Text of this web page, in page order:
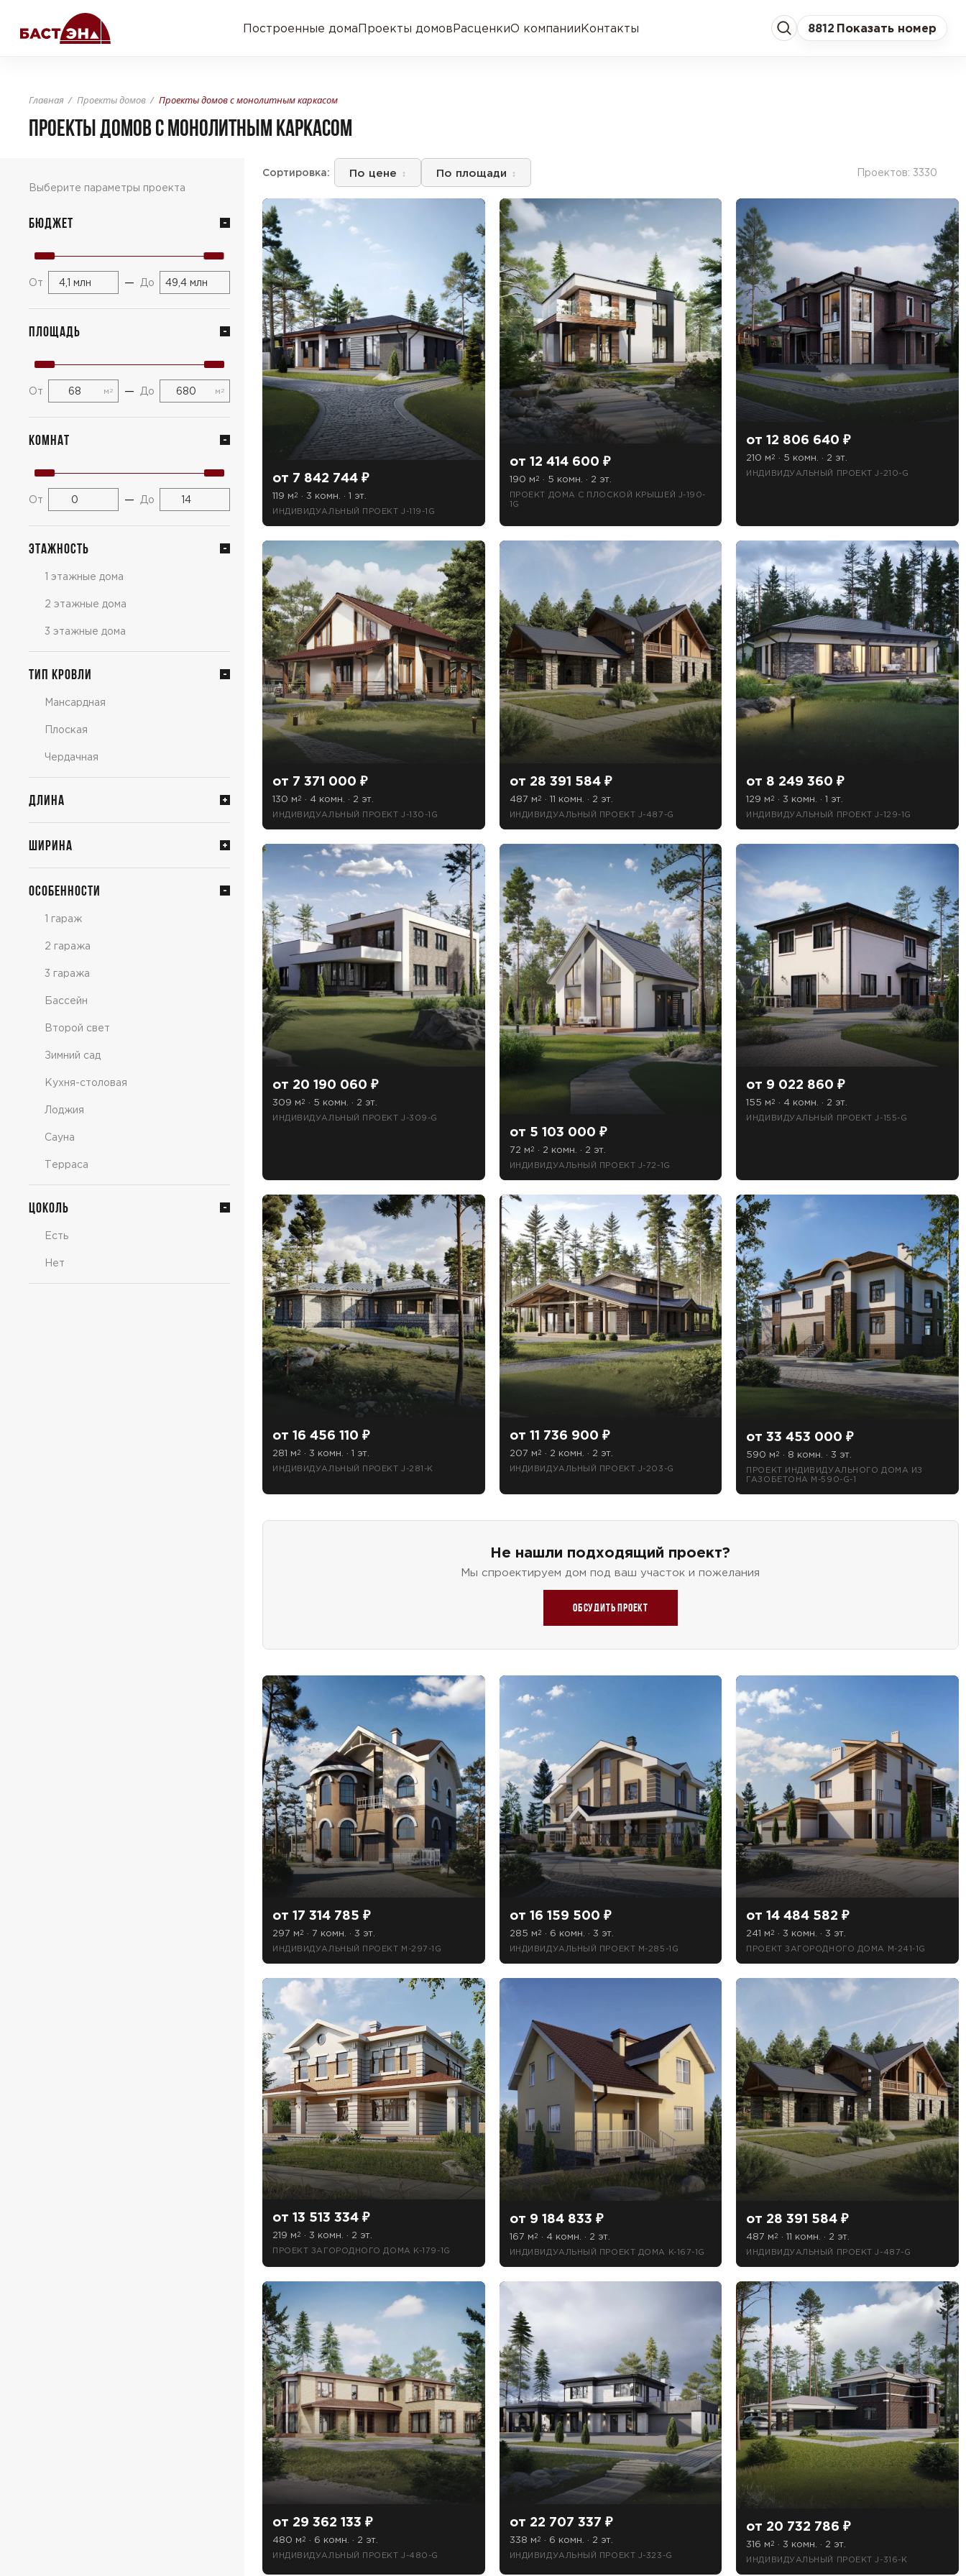
Построенные домаПроекты домовРасценкиО компанииКонтакты 8812 Показать номер
Главная Проекты домов Проекты домов с монолитным каркасом
ПРОЕКТЫ ДОМОВ С МОНОЛИТНЫМ КАРКАСОМ
Сортировка: По цене По площади Проектов: 3330
от 7 842 744 ₽
119 м2 · 3 комн. · 1 эт.
ИНДИВИДУАЛЬНЫЙ ПРОЕКТ J-119-1G
от 12 414 600 ₽
190 м 2 · 5 комн. · 2 эт.
ПРОЕКТ ДОМА С ПЛОСКОЙ КРЫШЕЙ J-190-
1G
от 12 806 640 ₽
210 м2 · 5 комн. · 2 эт.
ИНДИВИДУАЛЬНЫЙ ПРОЕКТ J-210-G
от 7 371 000 ₽
130 м2 · 4 комн. · 2 эт.
ИНДИВИДУАЛЬНЫЙ ПРОЕКТ J-130-1G
от 28 391 584 ₽
487 м2 · 11 комн. · 2 эт.
ИНДИВИДУАЛЬНЫЙ ПРОЕКТ J-487-G
от 8 249 360 ₽
129 м2 · 3 комн. · 1 эт.
ИНДИВИДУАЛЬНЫЙ ПРОЕКТ J-129-1G
от 20 190 060 ₽
309 м 2 · 5 комн. · 2 эт.
ИНДИВИДУАЛЬНЫЙ ПРОЕКТ J-309-G
от 5 103 000 ₽
72 м 2 · 2 комн. · 2 эт.
ИНДИВИДУАЛЬНЫЙ ПРОЕКТ J-72-1G
от 9 022 860 ₽
155 м2 · 4 комн. · 2 эт.
ИНДИВИДУАЛЬНЫЙ ПРОЕКТ J-155-G
от 16 456 110 ₽
281 м 2 · 3 комн. · 1 эт.
ИНДИВИДУАЛЬНЫЙ ПРОЕКТ J-281-К
от 11 736 900 ₽
207 м 2 · 2 комн. · 2 эт.
ИНДИВИДУАЛЬНЫЙ ПРОЕКТ J-203-G
от 33 453 000 ₽
590 м2 · 8 комн. · 3 эт.
ПРОЕКТ ИНДИВИДУАЛЬНОГО ДОМА ИЗ
ГАЗОБЕТОНА M-590-G-1
Не нашли подходящий проект?
Мы спроектируем дом под ваш участок и пожелания
Обсудить проект
от 17 314 785 ₽
297 м2 · 7 комн. · 3 эт.
ИНДИВИДУАЛЬНЫЙ ПРОЕКТ M-297-1G
от 16 159 500 ₽
285 м2 · 6 комн. · 3 эт.
ИНДИВИДУАЛЬНЫЙ ПРОЕКТ M-285-1G
от 14 484 582 ₽
241 м2 · 3 комн. · 3 эт.
ПРОЕКТ ЗАГОРОДНОГО ДОМА M-241-1G
от 13 513 334 ₽
219 м 2 · 3 комн. · 2 эт.
ПРОЕКТ ЗАГОРОДНОГО ДОМА K-179-1G
от 9 184 833 ₽
167 м 2 · 4 комн. · 2 эт.
ИНДИВИДУАЛЬНЫЙ ПРОЕКТ ДОМА K-167-1G
от 28 391 584 ₽
487 м2 · 11 комн. · 2 эт.
ИНДИВИДУАЛЬНЫЙ ПРОЕКТ J-487-G
от 29 362 133 ₽
480 м 2 · 6 комн. · 2 эт.
ИНДИВИДУАЛЬНЫЙ ПРОЕКТ J-480-G
от 22 707 337 ₽
338 м 2 · 6 комн. · 2 эт.
ИНДИВИДУАЛЬНЫЙ ПРОЕКТ J-323-G
от 20 732 786 ₽
316 м2 · 3 комн. · 2 эт.
ИНДИВИДУАЛЬНЫЙ ПРОЕКТ J-316-K
Выберите параметры проекта
Бюджет
От — До
Площадь
От м 2 — До м 2
Комнат
От — До
Этажность
1 этажные дома
2 этажные дома
3 этажные дома
Тип кровли
Мансардная
Плоская
Чердачная
Длина
Ширина
Особенности
1 гараж
2 гаража
3 гаража
Бассейн
Второй свет
Зимний сад
Кухня-столовая
Лоджия
Сауна
Терраса
Цоколь
Есть
Нет
ПОИСК
УЗНАТЬ ТОЧНУЮ СТОИМОСТЬ СТРОИТЕЛЬСТВА
Даю согласие на обработку персональных данных
сполитикой обработки персональных данных
Рассчитать стоимость